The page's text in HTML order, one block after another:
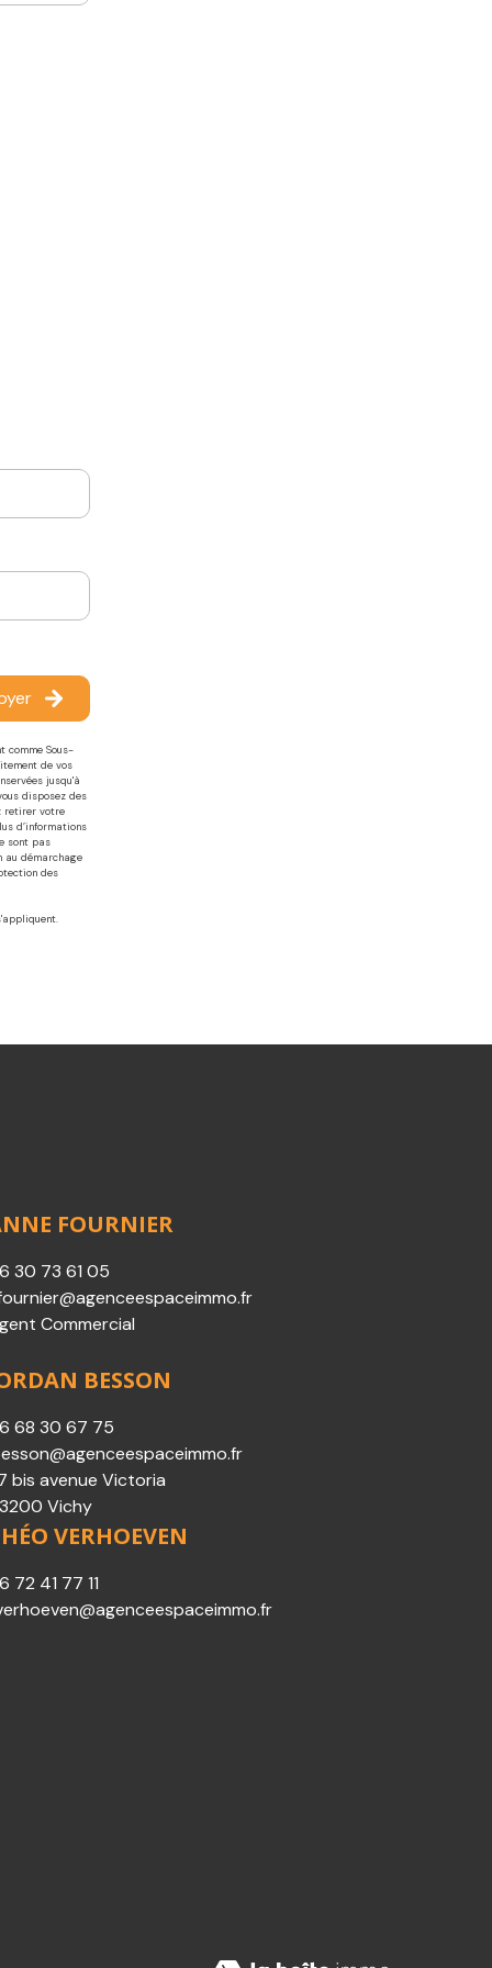
comme Sous-
de vos
jusqu'à
disposez des
retirer votre
d’informations
sont pas
au démarchage
des
FOURNIER
30 73 61 05
Commercial
BESSON
68 30 67 75
bis avenue Victoria
Vichy
VERHOEVEN
72 41 77 11